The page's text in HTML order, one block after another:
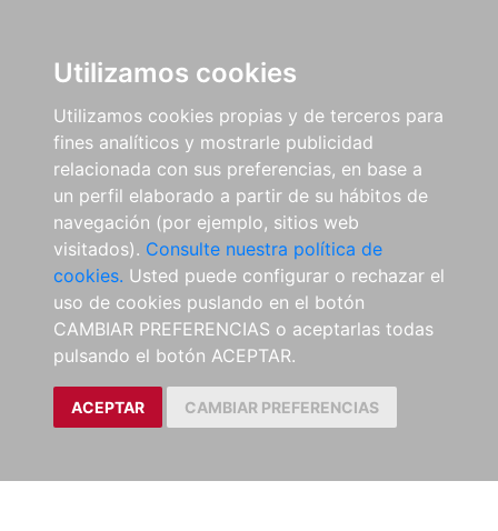
Utilizamos cookies
Utilizamos cookies propias y de terceros para
fines analíticos y mostrarle publicidad
relacionada con sus preferencias, en base a
un perfil elaborado a partir de su hábitos de
navegación (por ejemplo, sitios web
visitados). Consulte nuestra política de
cookies. Usted puede configurar o rechazar el
uso de cookies puslando en el botón
CAMBIAR PREFERENCIAS o aceptarlas todas
pulsando el botón ACEPTAR.
ACEPTAR CAMBIAR PREFERENCIAS